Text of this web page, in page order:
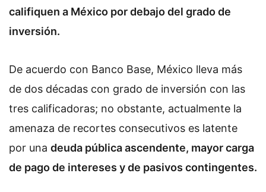
califiquen a México por debajo del grado de
inversión.
De acuerdo con Banco Base, México lleva más
de dos décadas con grado de inversión con las
tres calificadoras; no obstante, actualmente la
amenaza de recortes consecutivos es latente
por una deuda pública ascendente, mayor carga
de pago de intereses y de pasivos contingentes.